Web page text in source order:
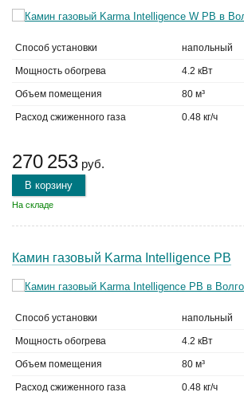
Способ установки напольный
Мощность обогрева 4.2 кВт
Объем помещения 80 м³
Расход сжиженного газа 0.48 кг/ч
270 253 руб.
В корзину
На складе
Камин газовый Karma Intelligence PB
Способ установки напольный
Мощность обогрева 4.2 кВт
Объем помещения 80 м³
Расход сжиженного газа 0.48 кг/ч